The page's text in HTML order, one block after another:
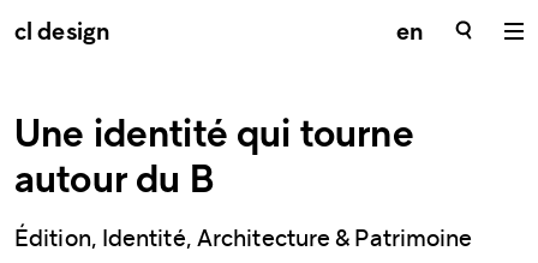
cl design en
Une identité qui tourne
autour du B
Édition, Identité, Architecture & Patrimoine